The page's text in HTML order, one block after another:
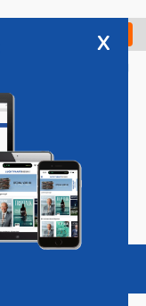
Check in
Vacatures
x